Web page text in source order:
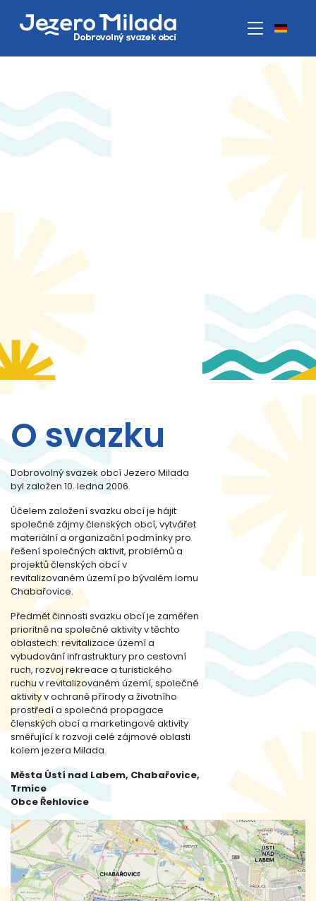
O svazku
Dobrovolný svazek obcí Jezero Milada
byl založen 10. ledna 2006.
Účelem založení svazku obcí je hájit
společné zájmy členských obcí, vytvářet
materiální a organizační podmínky pro
řešení společných aktivit, problémů a
projektů členských obcí v
revitalizovaném území po bývalém lomu
Chabařovice.
Předmět činnosti svazku obcí je zaměřen
prioritně na společné aktivity v těchto
oblastech: revitalizace území a
vybudování infrastruktury pro cestovní
ruch, rozvoj rekreace a turistického
ruchu v revitalizovaném území, společné
aktivity v ochraně přírody a životního
prostředí a společná propagace
členských obcí a marketingové aktivity
směřující k rozvoji celé zájmové oblasti
kolem jezera Milada.
Města Ústí nad Labem, Chabařovice,
Trmice
Obce Řehlovice